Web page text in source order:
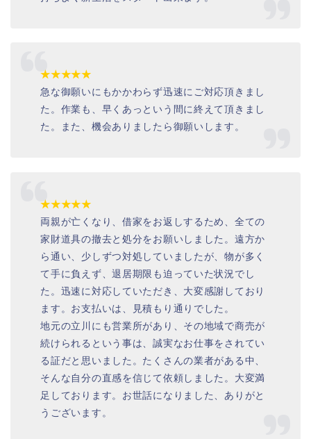
★★★★★
急な御願いにもかかわらず迅速にご対応頂きまし
た。作業も、早くあっという間に終えて頂きまし
た。また、機会ありましたら御願いします。
★★★★★
両親が亡くなり、借家をお返しするため、全ての
家財道具の撤去と処分をお願いしました。遠方か
ら通い、少しずつ対処していましたが、物が多く
て手に負えず、退居期限も迫っていた状況でし
た。迅速に対応していただき、大変感謝しており
ます。お支払いは、見積もり通りでした。
地元の立川にも営業所があり、その地域で商売が
続けられるという事は、誠実なお仕事をされてい
る証だと思いました。たくさんの業者がある中、
そんな自分の直感を信じて依頼しました。大変満
足しております。お世話になりました、ありがと
うございます。